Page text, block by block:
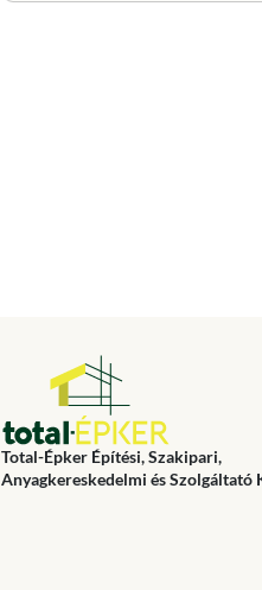
Total-Épker Építési, Szakipari,
Anyagkereskedelmi és Szolgáltató